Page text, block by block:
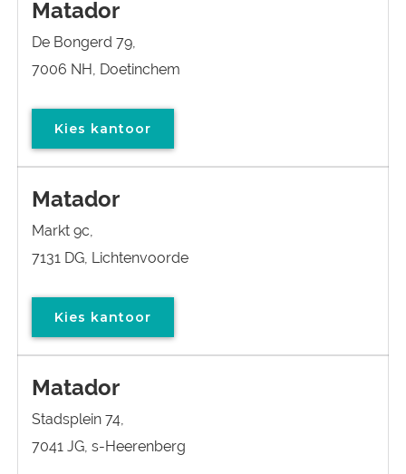
Matador
De Bongerd 79,
7006 NH, Doetinchem
Kies kantoor
Matador
Markt 9c,
7131 DG, Lichtenvoorde
Kies kantoor
Matador
Stadsplein 74,
7041 JG, s-Heerenberg